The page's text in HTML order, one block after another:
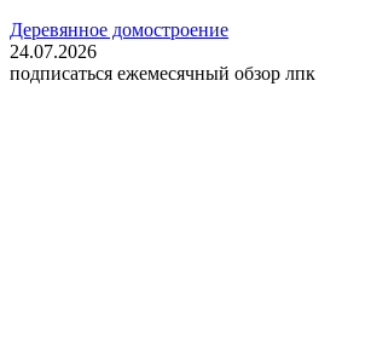
Деревянное домостроение
24.07.2026
подписаться ежемесячный обзор лпк